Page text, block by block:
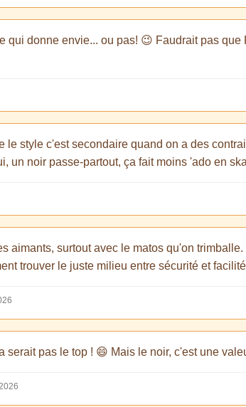
qui donne envie... ou pas! 😉 Faudrait pas
le style c'est secondaire quand on a des
un noir passe-partout, ça fait moins 'ado en
aimants, surtout avec le matos qu'on
trouver le juste milieu entre sécurité et
serait pas le top ! 😄 Mais le noir, c'est une